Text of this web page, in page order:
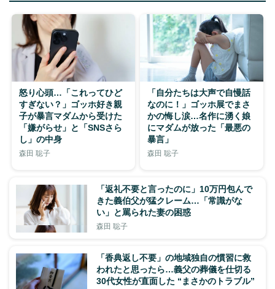
怒り心頭…「これってひど
すぎない？」ゴッホ好き親
子が暴言マダムから受けた
「嫌がらせ」と「SNSさら
し」の中身
森田 聡子
「自分たちは大声で自慢話
なのに！」ゴッホ展でまさ
かの悔し涙…名作に湧く娘
にマダムが放った「最悪の
暴言」
森田 聡子
「返礼不要と言ったのに」10万円包んで
きた義伯父が猛クレーム…「常識がな
い」と罵られた妻の困惑
森田 聡子
「香典返し不要」の地域独自の慣習に救
われたと思ったら…義父の葬儀を仕切る
30代女性が直面した “まさかのトラブル”